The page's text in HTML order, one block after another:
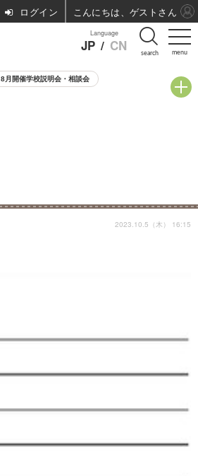
menu
Language
JP / CN search
8月開催学校説明会・相談会
2023.10.5（木） 16:15
ログイン こんにちは、ゲストさん